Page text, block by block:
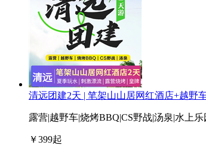
清远团建2天 | 笔架山山居网红酒店+越野
露营|越野车|烧烤BBQ|CS野战|汤泉|水上乐
￥399起